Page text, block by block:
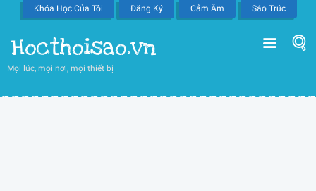
Khóa Học Của Tôi Đăng Ký Cảm Âm Sáo Trúc
Hocthoisao.vn
Mọi lúc, mọi nơi, mọi thiết bị